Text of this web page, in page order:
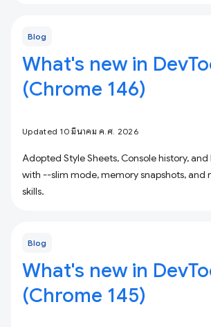
Blog
What's new in
(Chrome 146)
Updated 10 มีนาคม ค.ศ. 2026
Adopted Style Sheets, Console history, and
with --slim mode, memory snapshots, and
skills.
Blog
What's new in
(Chrome 145)